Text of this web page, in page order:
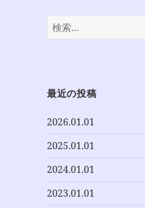
検
索:
最近の投稿
2026.01.01
2025.01.01
2024.01.01
2023.01.01